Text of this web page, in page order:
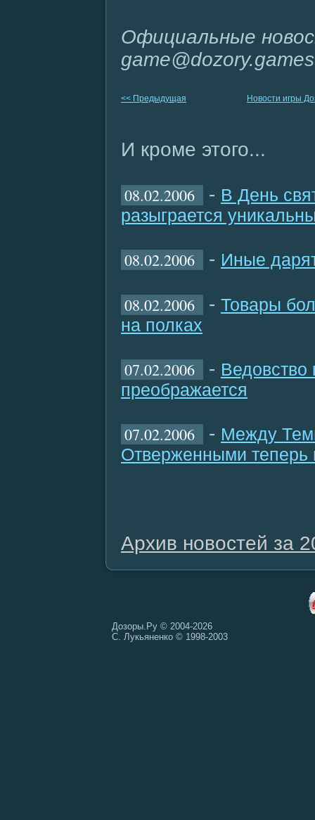
Официальные
game@dozory.games
<< Предыдущая Новости игры
И кроме этого...
08.02.2006 - В День
разыграется
08.02.2006 - Иные
08.02.2006 - Товары
на полках
07.02.2006 - Ведовство
преображается
07.02.2006 - Между
Отверженными теперь
Архив новостей за
Дозоры.Ру © 2004-2026
С. Лукьяненко © 1998-2003